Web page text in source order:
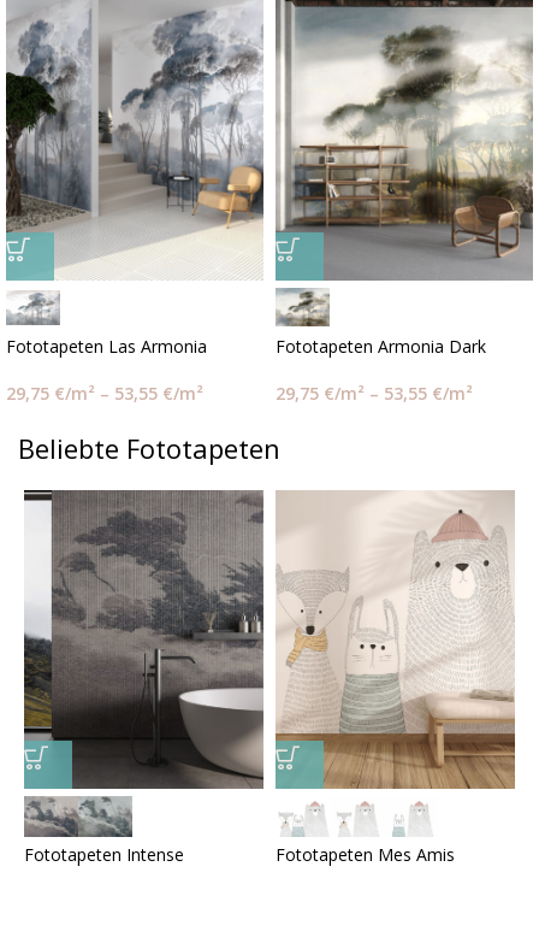
Fototapeten Las Armonia
29,75 €/m² – 53,55 €/m²
Fototapeten Armonia Dark
29,75 €/m² – 53,55 €/m²
Beliebte Fototapeten
Fototapeten Intense Fototapeten Mes Amis